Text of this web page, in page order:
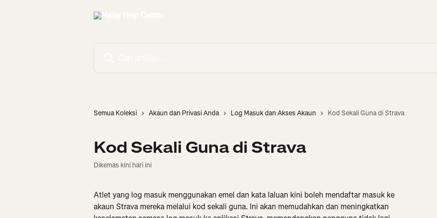
Semua Koleksi Akaun dan Privasi Anda Log Masuk dan Akses Akaun Kod Sekali Guna di Strava
Kod Sekali Guna di Strava
Dikemas kini hari ini
Atlet yang log masuk menggunakan emel dan kata laluan kini boleh mendaftar masuk ke
akaun Strava mereka melalui kod sekali guna. Ini akan memudahkan dan meningkatkan